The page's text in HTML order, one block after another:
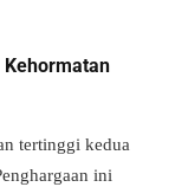
Kehormatan
tertinggi kedua
ini